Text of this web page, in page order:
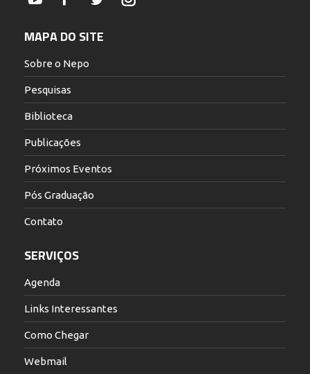
YouTubeFacebookTwitterInstagram
MAPA DO SITE
Sobre o Nepo
Pesquisas
Biblioteca
Publicações
Próximos Eventos
Pós Graduação
Contato
SERVIÇOS
Agenda
Links Interessantes
Como Chegar
Webmail